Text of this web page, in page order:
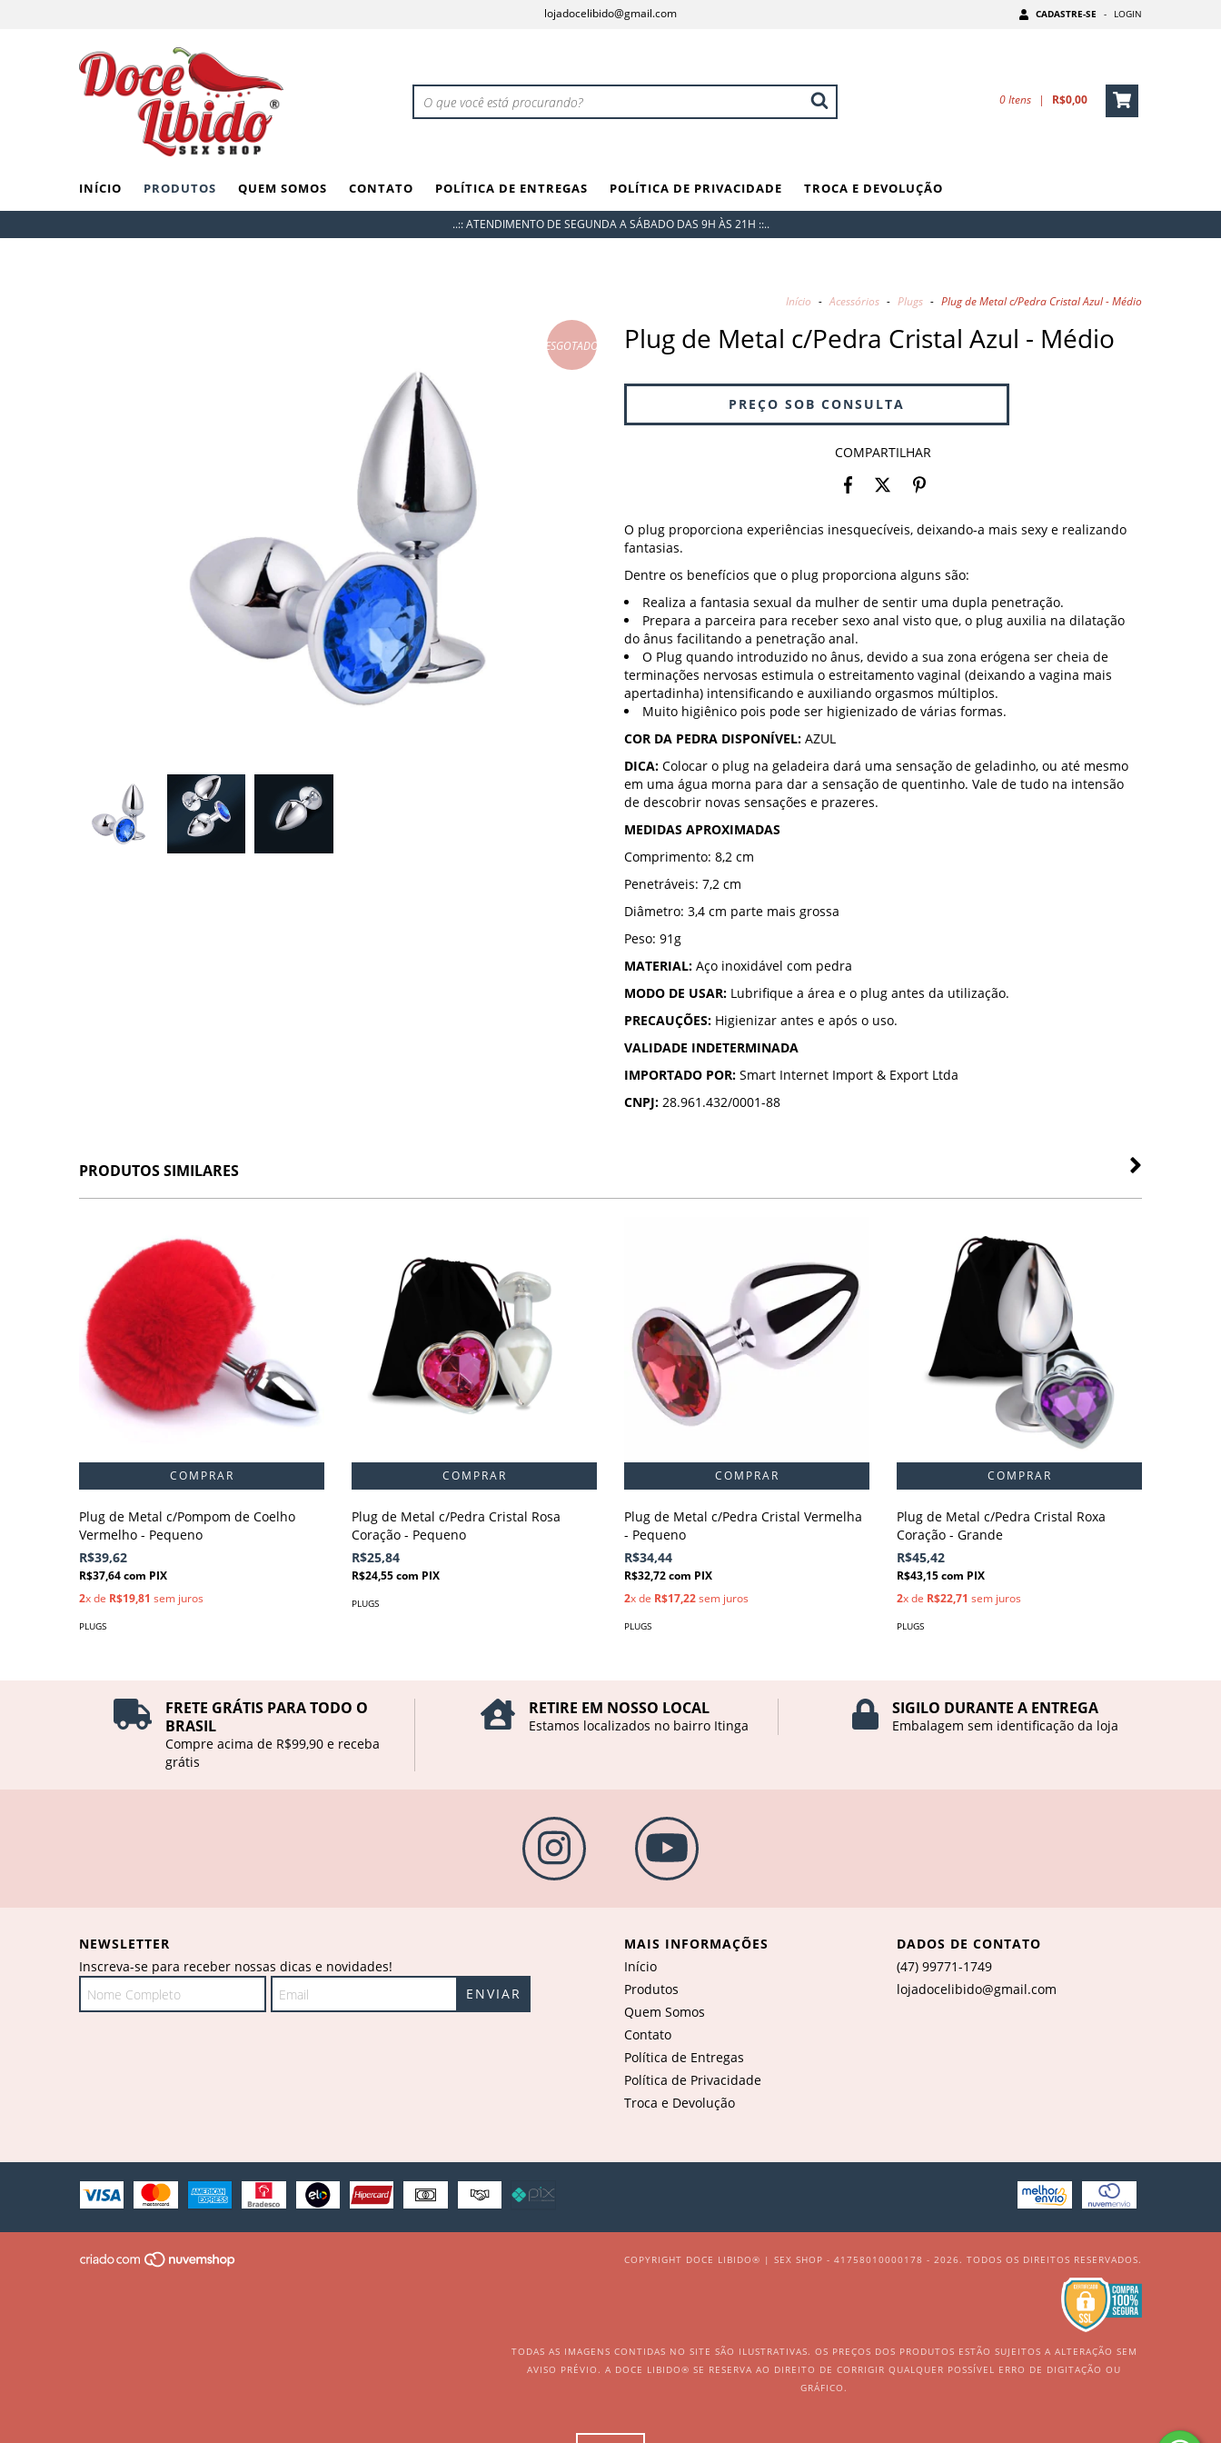
lojadocelibido@gmail.com CADASTRE-SE - LOGIN
0Itens | R$0,00
INÍCIO PRODUTOS QUEM SOMOS CONTATO POLÍTICA DE ENTREGAS POLÍTICA DE PRIVACIDADE TROCA E DEVOLUÇÃO
..:: ATENDIMENTO DE SEGUNDA A SÁBADO DAS 9H ÀS 21H ::..
Início - Acessórios - Plugs - Plug de Metal c/Pedra Cristal Azul - Médio
ESGOTADO Plug de Metal c/Pedra Cristal Azul - Médio
COMPARTILHAR
O plug proporciona experiências inesquecíveis, deixando-a mais sexy e realizando
fantasias.
Dentre os benefícios que o plug proporciona alguns são:
Realiza a fantasia sexual da mulher de sentir uma dupla penetração.
Prepara a parceira para receber sexo anal visto que, o plug auxilia na dilatação
do ânus facilitando a penetração anal.
O Plug quando introduzido no ânus, devido a sua zona erógena ser cheia de
terminações nervosas estimula o estreitamento vaginal (deixando a vagina mais
apertadinha) intensificando e auxiliando orgasmos múltiplos.
Muito higiênico pois pode ser higienizado de várias formas.
COR DA PEDRA DISPONÍVEL: AZUL
DICA: Colocar o plug na geladeira dará uma sensação de geladinho, ou até mesmo
em uma água morna para dar a sensação de quentinho. Vale de tudo na intensão
de descobrir novas sensações e prazeres.
MEDIDAS APROXIMADAS
Comprimento: 8,2 cm
Penetráveis: 7,2 cm
Diâmetro: 3,4 cm parte mais grossa
Peso: 91g
MATERIAL: Aço inoxidável com pedra
MODO DE USAR: Lubrifique a área e o plug antes da utilização.
PRECAUÇÕES: Higienizar antes e após o uso.
VALIDADE INDETERMINADA
IMPORTADO POR: Smart Internet Import & Export Ltda
CNPJ: 28.961.432/0001-88
PRODUTOS SIMILARES
Plug de Metal c/Pompom de Coelho
Vermelho - Pequeno
R$39,62
R$37,64com PIX
2x de R$19,81 sem juros
PLUGS
Plug de Metal c/Pedra Cristal Rosa
Coração - Pequeno
R$25,84
R$24,55com PIX
PLUGS
Plug de Metal c/Pedra Cristal Vermelha
- Pequeno
R$34,44
R$32,72com PIX
2x de R$17,22sem juros
PLUGS
Plug de Metal c/Pedra Cristal Roxa
Coração - Grande
R$45,42
R$43,15com PIX
2x de R$22,71 sem juros
PLUGS
FRETE GRÁTIS PARA TODO O
BRASIL
Compre acima de R$99,90 e receba
grátis
RETIRE EM NOSSO LOCAL
Estamos localizados no bairro Itinga
SIGILO DURANTE A ENTREGA
Embalagem sem identificação da loja
NEWSLETTER
Inscreva-se para receber nossas dicas e novidades!
MAIS INFORMAÇÕES
Início
Produtos
Quem Somos
Contato
Política de Entregas
Política de Privacidade
Troca e Devolução
DADOS DE CONTATO
(47) 99771-1749
lojadocelibido@gmail.com
COPYRIGHT DOCE LIBIDO® | SEX SHOP - 41758010000178 - 2026. TODOS OS DIREITOS RESERVADOS.
TODAS AS IMAGENS CONTIDAS NO SITE SÃO ILUSTRATIVAS. OS PREÇOS DOS PRODUTOS ESTÃO SUJEITOS A ALTERAÇÃO SEM
AVISO PRÉVIO. A DOCE LIBIDO® SE RESERVA AO DIREITO DE CORRIGIR QUALQUER POSSÍVEL ERRO DE DIGITAÇÃO OU
GRÁFICO.